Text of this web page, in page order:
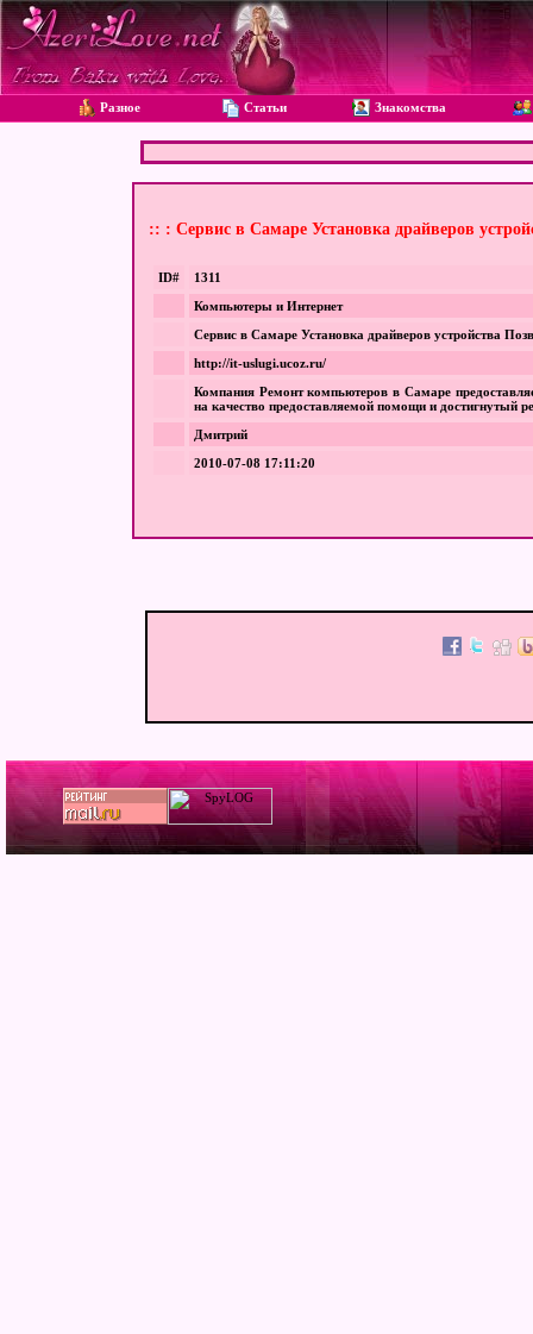
Разное Статьи Знакомства
:: : Сервис в Самаре Установка драйверов
ID#
1311
Компьютеры и Интернет
Сервис в Самаре Установка драйверов устройства
http://it-uslugi.ucoz.ru/
Компания Ремонт компьютеров в Самаре
на качество предоставляемой помощи и достигнутый
Дмитрий
2010-07-08 17:11:20